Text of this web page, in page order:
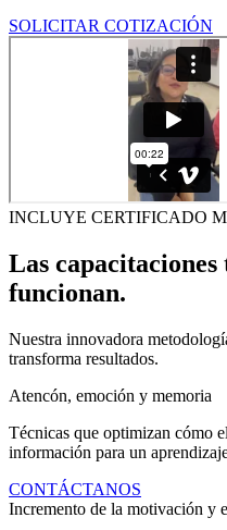
SOLICITAR COTIZACIÓN
INCLUYE CERTIFICADO
Las
funcionan.
Nuestra innovadora
transforma resultados.
Atencón, emoción y memoria
Técnicas que optimizan cómo
información para un
CONTÁCTANOS
Incremento de la motivación y